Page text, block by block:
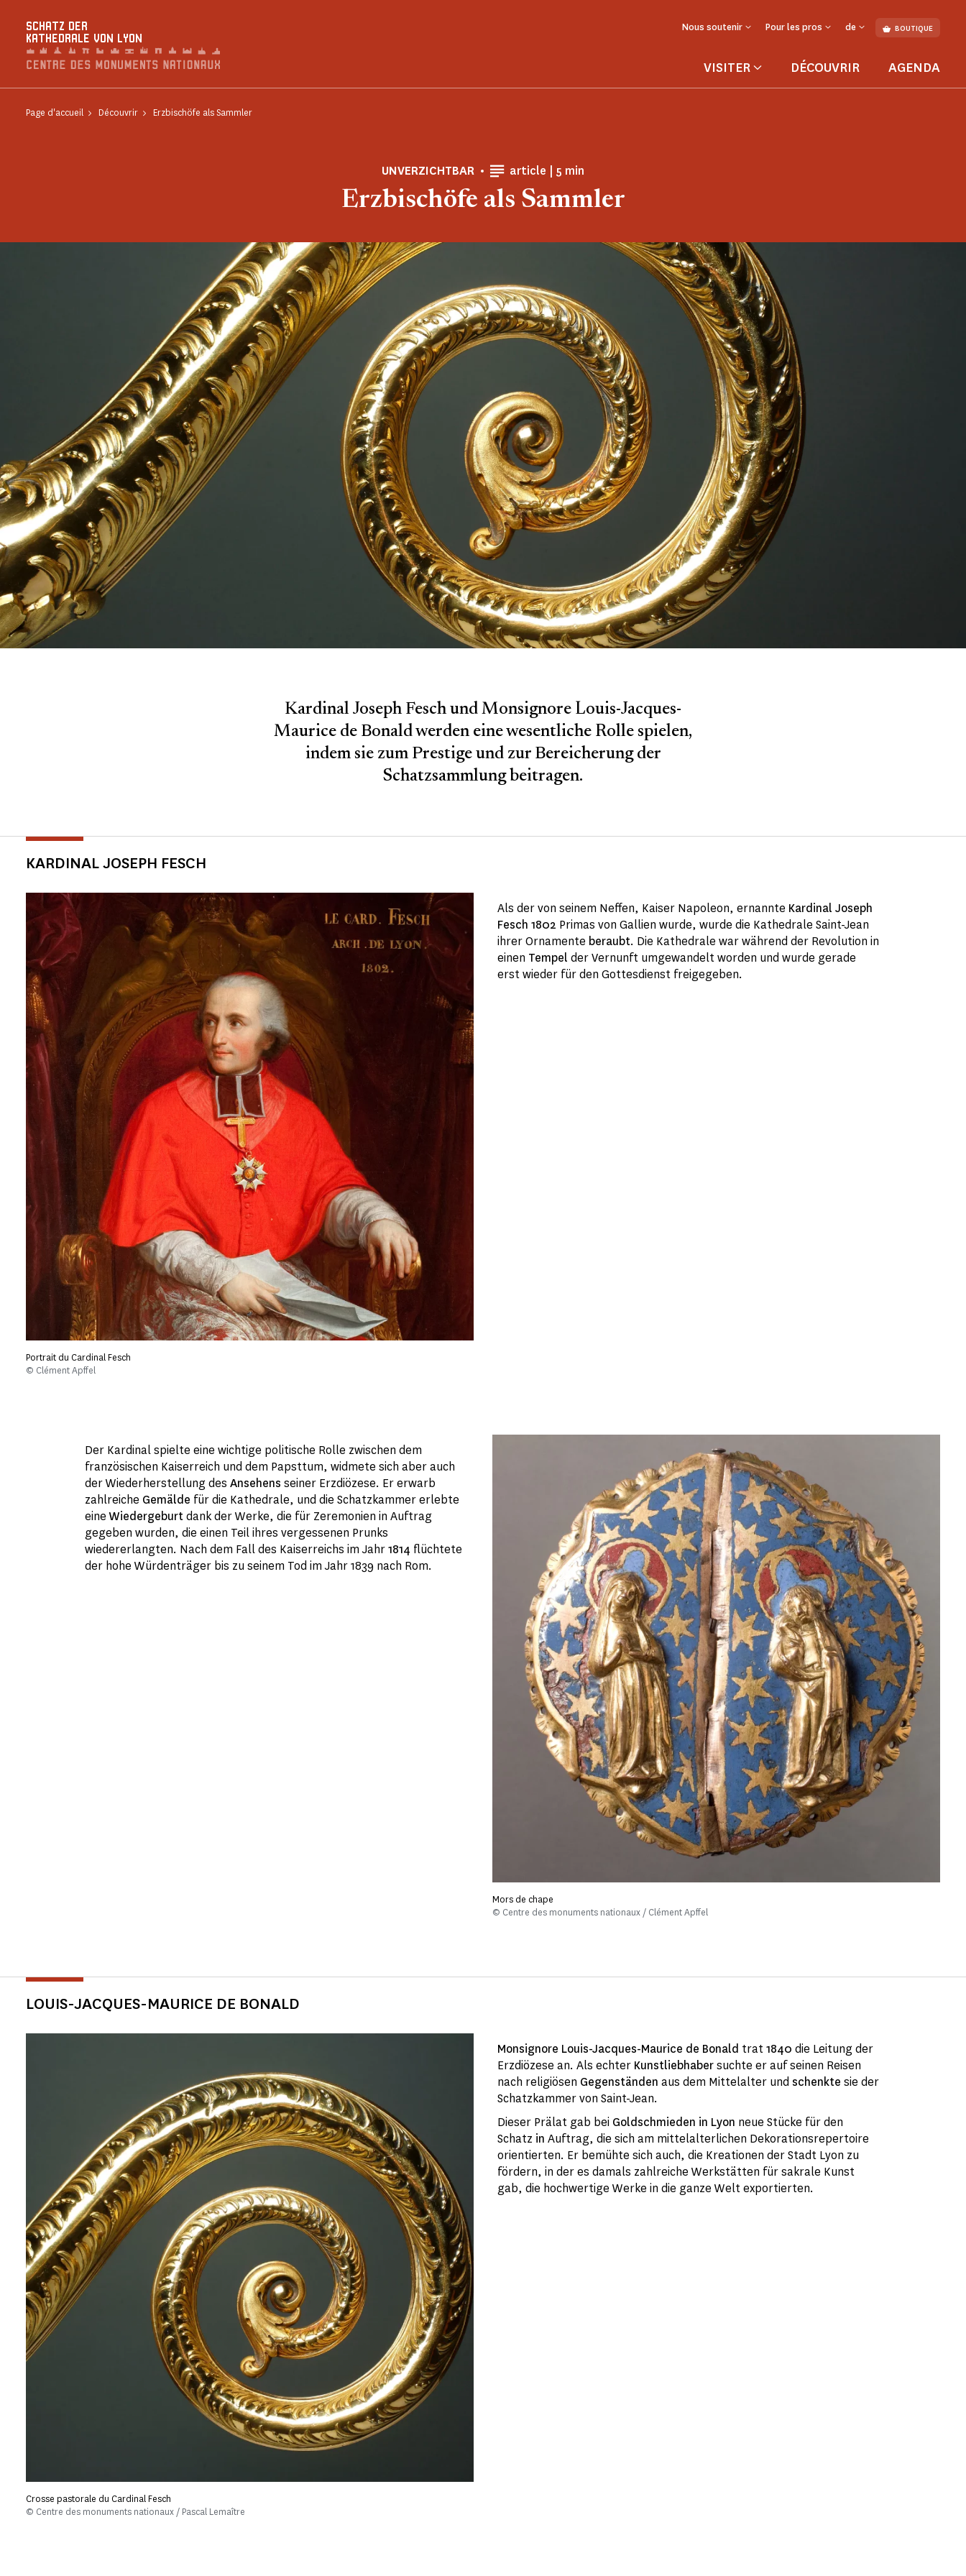
SCHATZ DER
KATHEDRALE VON LYON
Nous soutenir Pour les pros de BOUTIQUE
VISITER DÉCOUVRIR AGENDA
Page d'accueil Découvrir Erzbischöfe als Sammler
UNVERZICHTBAR article | Lesezeit
5 min
Erzbischöfe als Sammler
Kardinal Joseph Fesch und Monsignore Louis-Jacques-
Maurice de Bonald werden eine wesentliche Rolle spielen,
indem sie zum Prestige und zur Bereicherung der
Schatzsammlung beitragen.
KARDINAL JOSEPH FESCH
Als der von seinem Neffen, Kaiser Napoleon, ernannte Kardinal Joseph
Fesch 1802 Primas von Gallien wurde, wurde die Kathedrale Saint-Jean
ihrer Ornamente beraubt. Die Kathedrale war während der Revolution in
einen Tempel der Vernunft umgewandelt worden und wurde gerade
erst wieder für den Gottesdienst freigegeben.
Portrait du Cardinal Fesch
© Clément Apffel
Der Kardinal spielte eine wichtige politische Rolle zwischen dem
französischen Kaiserreich und dem Papsttum, widmete sich aber auch
der Wiederherstellung des Ansehens seiner Erzdiözese. Er erwarb
zahlreiche Gemälde für die Kathedrale, und die Schatzkammer erlebte
eineWiedergeburtdank der Werke, die für Zeremonien in Auftrag
gegeben wurden, die einen Teil ihres vergessenen Prunks
wiedererlangten. Nach dem Fall des Kaiserreichs im Jahr1814 flüchtete
der hohe Würdenträger bis zu seinem Tod im Jahr 1839 nach Rom.
Mors de chape
© Centre des monuments nationaux / Clément Apffel
LOUIS-JACQUES-MAURICE DE BONALD
Monsignore Louis-Jacques-Maurice de Bonald trat1840 die Leitung der
Erzdiözese an. Als echter Kunstliebhabersuchte er auf seinen Reisen
nach religiösen Gegenständen aus dem Mittelalter und schenkte sie der
Schatzkammer von Saint-Jean.
Dieser Prälat gab bei Goldschmieden in Lyon neue Stücke für den
Schatz in Auftrag, die sich am mittelalterlichen Dekorationsrepertoire
orientierten. Er bemühte sich auch, die Kreationen der Stadt Lyon zu
fördern, in der es damals zahlreiche Werkstätten für sakrale Kunst
gab, die hochwertige Werke in die ganze Welt exportierten.
Crosse pastorale du Cardinal Fesch
© Centre des monuments nationaux / Pascal Lemaître